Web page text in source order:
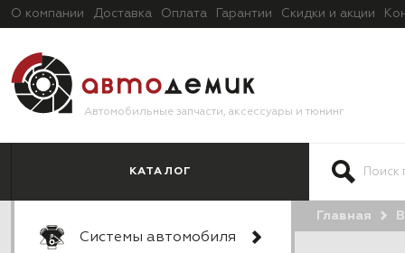
О компании Доставка Оплата Гарантии Скидки и акции
Автомобильные запчасти, аксессуары и тюнинг
КАТАЛОГ
Системы автомобиля
Главная